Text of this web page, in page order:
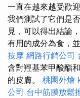
一直在越來越受歡迎
我們測試了它們是
見，可以得出結論
有用的成分為食，
按摩 網路行銷公司
含對羥基苯甲酸酯
的皮膚。 桃園外燴
公司 台中筋膜放鬆